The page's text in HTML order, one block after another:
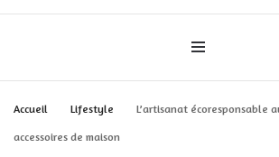
Accueil Lifestyle L’artisanat écoresponsable
accessoires de maison